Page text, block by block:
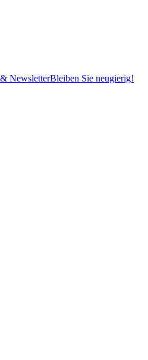
NewsletterBleiben Sie neugierig!